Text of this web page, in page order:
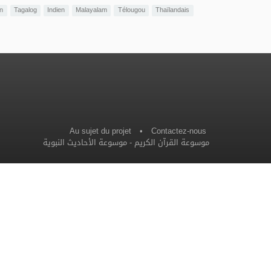
Tagalog Indien Malayalam Télougou Thaïlandais
Au sujet du projet • Contactez-nous
موسوعة القرآن الكريم -موسوعة الأحاديث النبوية